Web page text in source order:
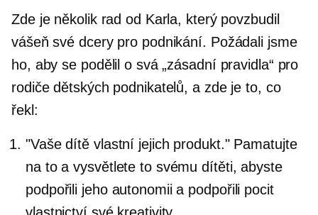
Zde je několik rad od Karla, který povzbudil
vášeň své dcery pro podnikání. Požádali jsme
ho, aby se podělil o svá „zásadní pravidla“ pro
rodiče dětských podnikatelů, a zde je to, co
řekl:
"Vaše dítě vlastní jejich produkt." Pamatujte
na to a vysvětlete to svému dítěti, abyste
podpořili jeho autonomii a podpořili pocit